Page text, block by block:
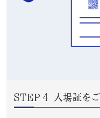
STEP４ 入場証を